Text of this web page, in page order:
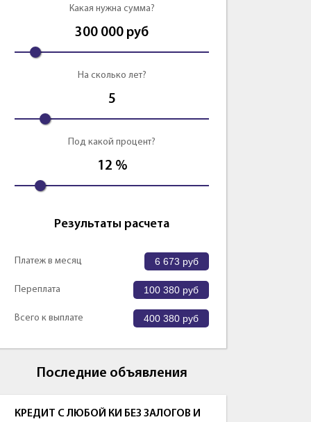
Какая нужна сумма?
300 000 руб
На сколько лет?
5
Под какой процент?
12 %
Результаты расчета
Платеж в месяц 6 673 руб
Переплата 100 380 руб
Всего к выплате 400 380 руб
Последние объявления
КРЕДИТ С ЛЮБОЙ КИ БЕЗ ЗАЛОГОВ И